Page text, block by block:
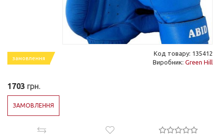
замовлення
Код товару: 135412
Виробник: Green Hill
1703 грн.
ЗАМОВЛЕННЯ